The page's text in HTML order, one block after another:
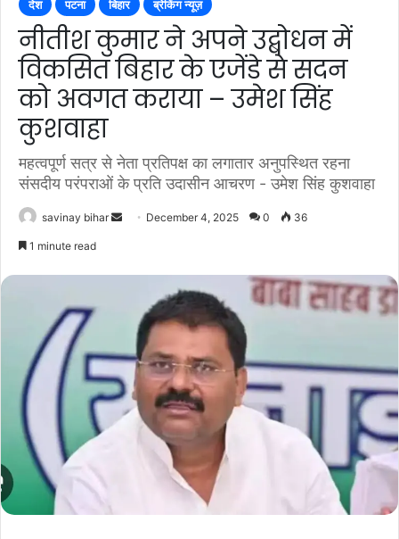
देश पटना बिहार ब्रेकिंग न्यूज़
नीतीश कुमार ने अपने उद्बोधन में
विकसित बिहार के एजेंडे से सदन
को अवगत कराया – उमेश सिंह
कुशवाहा
महत्वपूर्ण सत्र से नेता प्रतिपक्ष का लगातार अनुपस्थित रहना
संसदीय परंपराओं के प्रति उदासीन आचरण - उमेश सिंह कुशवाहा
savinay bihar
SendDecember 4, 2025 0 36
1 minute read